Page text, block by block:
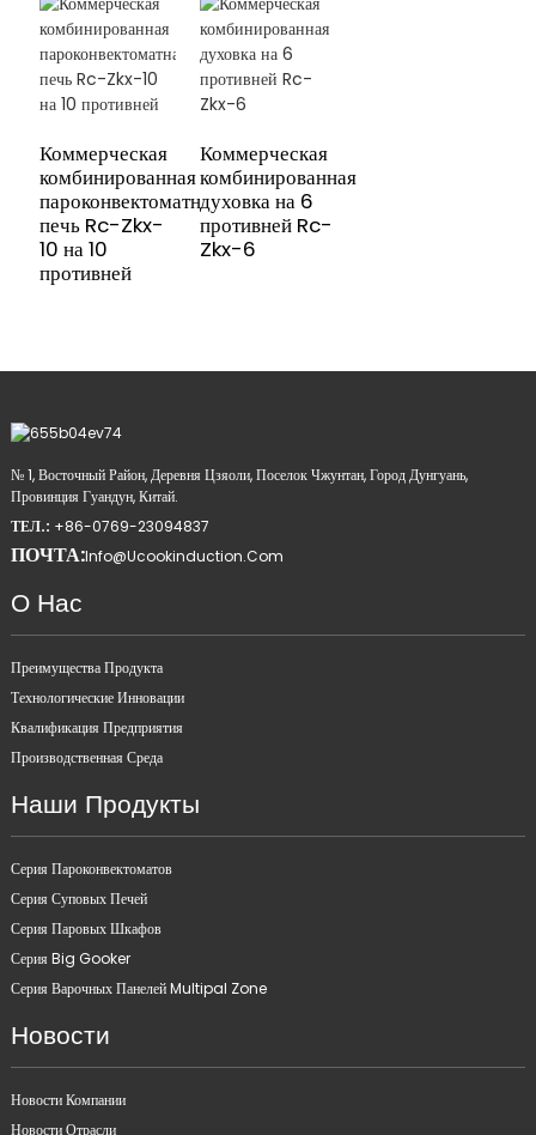
Коммерческая
комбинированная
пароконвектоматная
печь Rc-Zkx-
10 на 10
противней
Коммерческая
комбинированная
духовка на 6
противней Rc-
Zkx-6
№ 1, Восточный Район, Деревня Цзяоли, Поселок Чжунтан, Город Дунгуань,
Провинция Гуандун, Китай.
ТЕЛ.: +86-0769-23094837
ПОЧТА:Info@ucookinduction.com
О Нас
Преимущества Продукта
Технологические Инновации
Квалификация Предприятия
Производственная Среда
Наши Продукты
Серия Пароконвектоматов
Серия Суповых Печей
Серия Паровых Шкафов
Серия Big Gooker
Серия Варочных Панелей Multipal Zone
Новости
Новости Компании
Новости Отрасли